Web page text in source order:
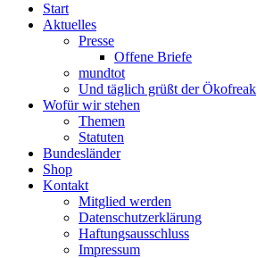
Start
Aktuelles
Presse
Offene Briefe
mundtot
Und täglich grüßt der Ökofreak
Wofür wir stehen
Themen
Statuten
Bundesländer
Shop
Kontakt
Mitglied werden
Datenschutzerklärung
Haftungsausschluss
Impressum